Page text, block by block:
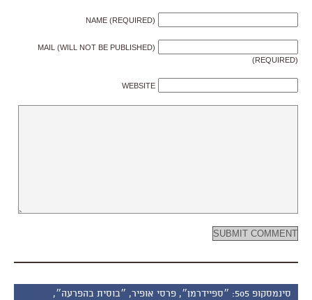
NAME (REQUIRED)
MAIL (WILL NOT BE PUBLISHED)
(REQUIRED)
WEBSITE
סינמסקופ 505: ״ספיידרמן״, פרסי אופיר, ״בוסית בהפרעה״,